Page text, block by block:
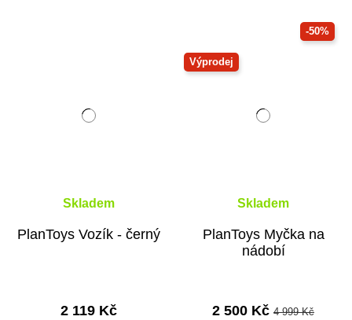
Skladem
PlanToys Vozík - černý
2 119 Kč
-50%
Výprodej
Skladem
PlanToys Myčka na
nádobí
2 500 Kč 4 999 Kč